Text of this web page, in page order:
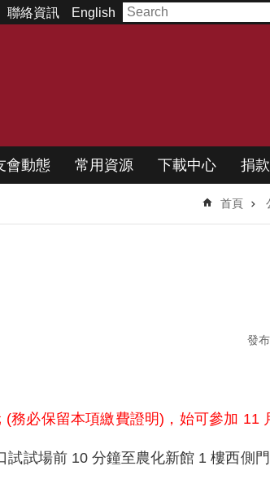
聯絡資訊 English
會動態 常用資源 下載中心 捐
首頁
發
務必保留本項繳費證明)，始可參加 11
試場前 10 分鐘至農化新館 1 樓西側